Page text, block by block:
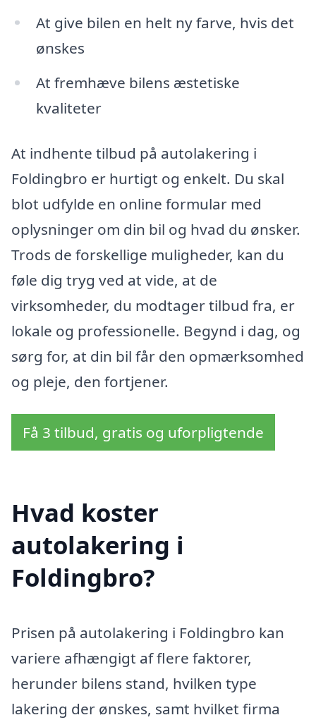
At give bilen en helt ny farve, hvis det
ønskes
At fremhæve bilens æstetiske
kvaliteter
At indhente tilbud på autolakering i
Foldingbro er hurtigt og enkelt. Du skal
blot udfylde en online formular med
oplysninger om din bil og hvad du ønsker.
Trods de forskellige muligheder, kan du
føle dig tryg ved at vide, at de
virksomheder, du modtager tilbud fra, er
lokale og professionelle. Begynd i dag, og
sørg for, at din bil får den opmærksomhed
og pleje, den fortjener.
Få 3 tilbud, gratis og uforpligtende
Hvad koster
autolakering i
Foldingbro?
Prisen på autolakering i Foldingbro kan
variere afhængigt af flere faktorer,
herunder bilens stand, hvilken type
lakering der ønskes, samt hvilket firma